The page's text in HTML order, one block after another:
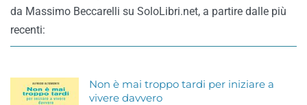
da Massimo Beccarelli su SoloLibri.net, a partire dalle più
recenti:
Non è mai troppo tardi per iniziare a
vivere davvero